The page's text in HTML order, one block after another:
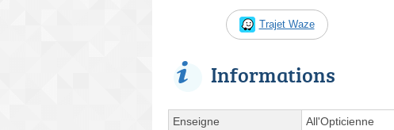
Trajet Waze
Informations
Enseigne All'Opticienne